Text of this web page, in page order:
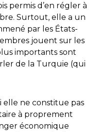
permis d’en régler à
Surtout, elle a un
par les États-
jouent sur les
importants sont
de la Turquie (qui
elle ne constitue pas
à proprement
économique